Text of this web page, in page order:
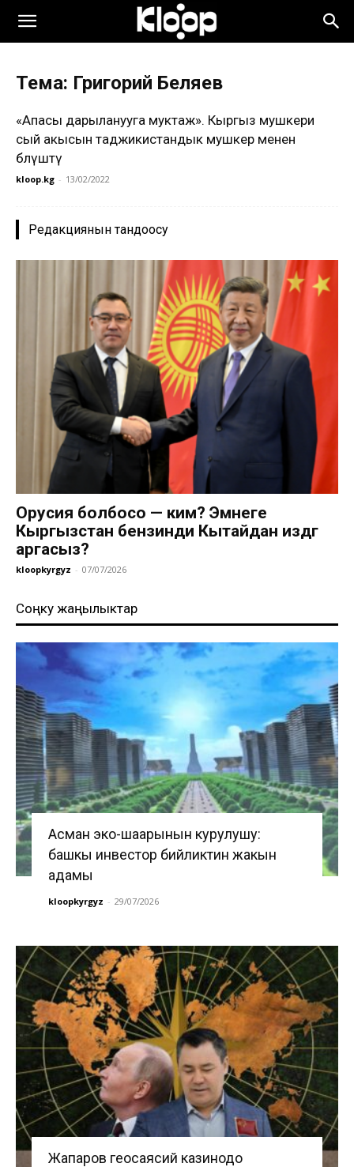
Тема: Григорий Беляев
«Апасы дарыланууга муктаж». Кыргыз мушкери
сый акысын таджикистандык мушкер менен
бөлүштү
kloop.kg - 13/02/2022
Редакциянын тандоосу
Орусия болбосо — ким? Эмнеге
Кыргызстан бензинди Кытайдан издөөгө
аргасыз?
kloopkyrgyz - 07/07/2026
Соңку жаңылыктар
Асман эко-шаарынын курулушу:
башкы инвестор бийликтин жакын
адамы
kloopkyrgyz - 29/07/2026
Жапаров геосаясий казинодо